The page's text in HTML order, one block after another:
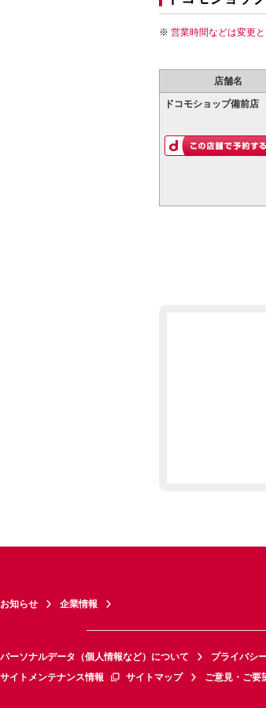
営業時間などは変更
店舗名
ドコモショップ備前店
お知らせ 企業情報
パーソナルデータ（個人情報など）について プライバシ
サイトメンテナンス情報
サイトマップ ご意見・ご要